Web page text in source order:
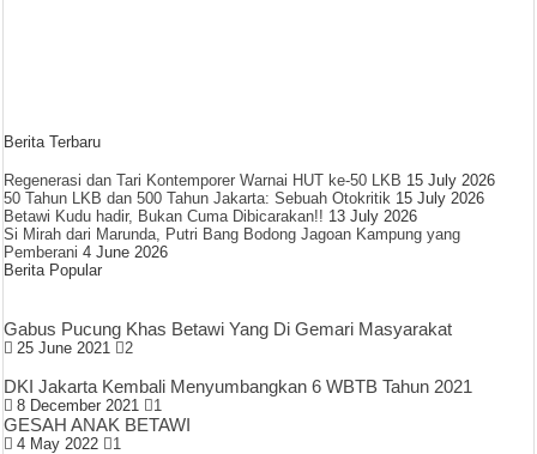
Berita Terbaru
Regenerasi dan Tari Kontemporer Warnai HUT ke-50 LKB 15 July 2026
50 Tahun LKB dan 500 Tahun Jakarta: Sebuah Otokritik 15 July 2026
Betawi Kudu hadir, Bukan Cuma Dibicarakan!! 13 July 2026
Si Mirah dari Marunda, Putri Bang Bodong Jagoan Kampung yang
Pemberani 4 June 2026
Berita Popular
Gabus Pucung Khas Betawi Yang Di Gemari Masyarakat
25 June 2021 2
DKI Jakarta Kembali Menyumbangkan 6 WBTB Tahun 2021
8 December 2021 1
GESAH ANAK BETAWI
4 May 2022 1